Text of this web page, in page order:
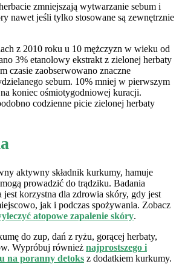
zmniejszają wytwarzanie sebum i
nawet jeśli tylko stosowane są zewnętrznie
z 2010 roku u 10 mężczyzn w wieku od
3% etanolowy ekstrakt z zielonej herbaty
czasie zaobserwowano znaczne
sebum. 10% mniej w pierwszym
koniec ośmiotygodniowej kuracji.
codzienne picie zielonej herbaty
aktywny składnik kurkumy, hamuje
prowadzić do trądziku. Badania
jest korzystna dla zdrowia skóry, gdy jest
jak i podczas spożywania. Zobacz
atopowe zapalenie skóry.
do zup, dań z ryżu, gorącej herbaty,
Wypróbuj również najprostszego i
na poranny detoks z dodatkiem kurkumy.